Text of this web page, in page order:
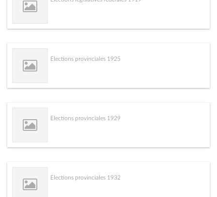
Elections provinciales 1925
Elections provinciales 1929
Elections provinciales 1932